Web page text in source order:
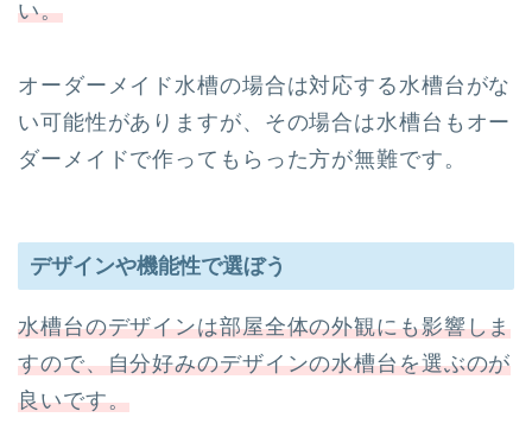
い。
オーダーメイド水槽の場合は対応する水槽台がな
い可能性がありますが、その場合は水槽台もオー
ダーメイドで作ってもらった方が無難です。
デザインや機能性で選ぼう
水槽台のデザインは部屋全体の外観にも影響しま
すので、自分好みのデザインの水槽台を選ぶのが
良いです。